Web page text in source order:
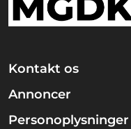
Kontakt os
Annoncer
Personoplysninger